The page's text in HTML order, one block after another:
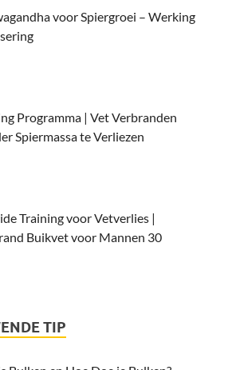
voor Spiergroei – Werking
Programma | Vet Verbranden
Spiermassa te Verliezen
Training voor Vetverlies |
Buikvet voor Mannen 30
TIP